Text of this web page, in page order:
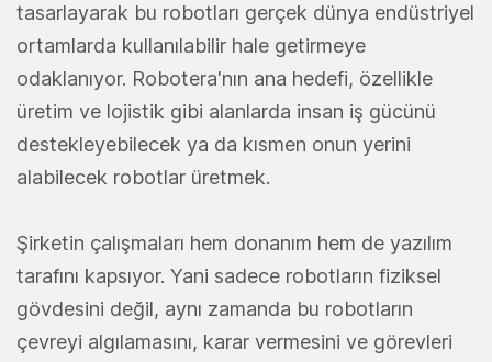
tasarlayarak bu robotları gerçek dünya endüstriyel
ortamlarda kullanılabilir hale getirmeye
odaklanıyor. Robotera'nın ana hedefi, özellikle
üretim ve lojistik gibi alanlarda insan iş gücünü
destekleyebilecek ya da kısmen onun yerini
alabilecek robotlar üretmek.
Şirketin çalışmaları hem donanım hem de yazılım
tarafını kapsıyor. Yani sadece robotların fiziksel
gövdesini değil, aynı zamanda bu robotların
çevreyi algılamasını, karar vermesini ve görevleri